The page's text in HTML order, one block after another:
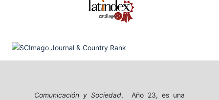
Comunicación y Sociedad, Año 23, es una